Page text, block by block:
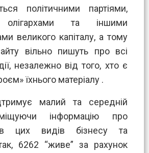
політичними партіями,
олігархами та іншими
великого капіталу, а тому
вільно пишуть про всі
незалежно від того, хто є
їхнього матеріалу .
малий та середній
інформацію про
цих видів бізнесу та
6262 “живе” за рахунок